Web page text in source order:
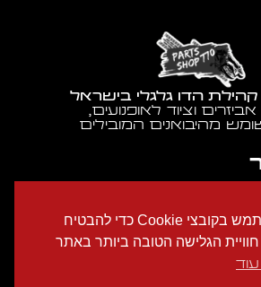
הדו גלגלי בישראל
וציוד לאופנועים,
מהיבואנים המובילים
אתר זה משתמש בקובצי Cookie כדי להבטיח
הגלישה הטובה ביותר באתר